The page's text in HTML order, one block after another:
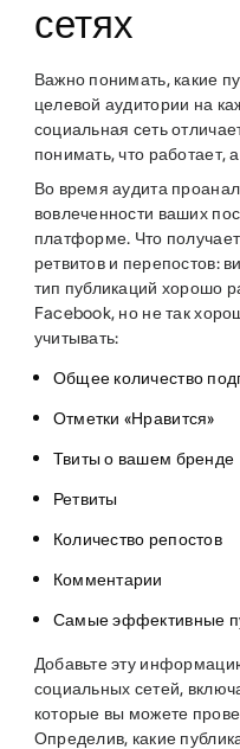
сетях
Важно понимать, какие
целевой аудитории на
социальная сеть
понимать, что работает,
Во время аудита
вовлеченности ваших
платформе. Что
ретвитов и перепостов:
тип публикаций хорошо
Facebook, но не так
учитывать:
Общее количество
Отметки «Нравится»
Твиты о вашем бренде
Ретвиты
Количество репостов
Комментарии
Самые эффективные
Добавьте эту
социальных сетей,
которые вы можете
Определив, какие